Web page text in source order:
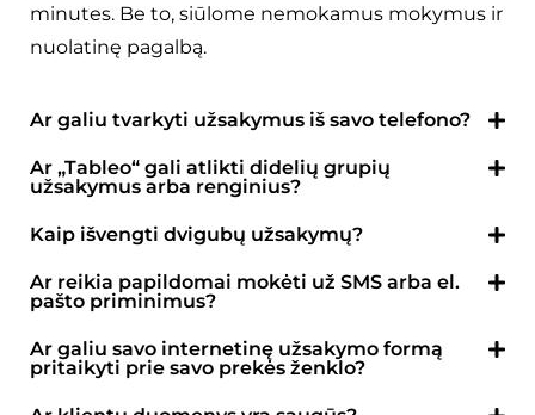
minutes. Be to, siūlome nemokamus mokymus ir
nuolatinę pagalbą.
Ar galiu tvarkyti užsakymus iš savo telefono?
Ar „Tableo“ gali atlikti didelių grupių
užsakymus arba renginius?
Kaip išvengti dvigubų užsakymų?
Ar reikia papildomai mokėti už SMS arba el.
pašto priminimus?
Ar galiu savo internetinę užsakymo formą
pritaikyti prie savo prekės ženklo?